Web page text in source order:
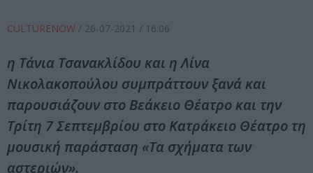
CULTURENOW / 26-07-2021 / 16:06
η Τάνια Τσανακλίδου και η Λίνα
Νικολακοπούλου συμπράττουν ξανά και
παρουσιάζουν στο Βεάκειο Θέατρο και την
Τρίτη 7 Σεπτεμβρίου στο Κατράκειο Θέατρο τη
μουσική παράσταση «Τα σχήματα των
αστεριών».